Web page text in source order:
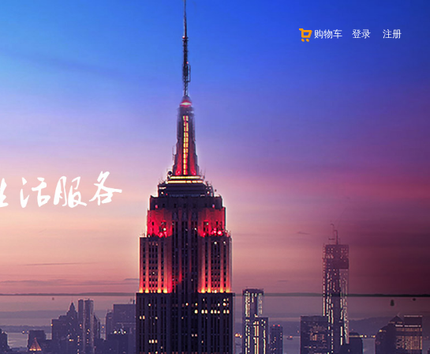
登录 注册
购物车